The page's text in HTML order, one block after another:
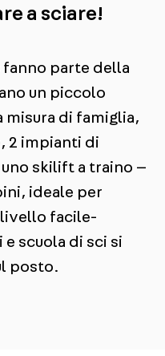
a sciare!
fanno parte della
un piccolo
di famiglia,
2 impianti di
uno skilift a traino —
ideale per
facile-
scuola di sci si
posto.